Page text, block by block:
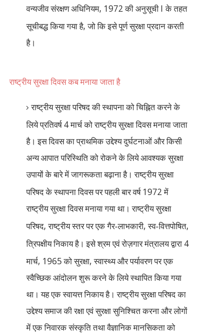
वन्यजीव संरक्षण अधिनियम, 1972 की अनुसूची Iके तहत
सूचीबद्ध किया गया है,जो कि इसे पूर्ण सुरक्षा प्रदान करती
है।
राष्ट्रीय सुरक्षा दिवस कब मनाया जाता है
राष्ट्रीय सुरक्षा परिषद की स्थापना को चिह्नित करने के
लिये प्रतिवर्ष 4मार्च को राष्ट्रीय सुरक्षा दिवस मनाया जाता
है। इस दिवस का प्राथमिक उद्देश्य दुर्घटनाओं और किसी
अन्य आपात परिस्थिति को रोकने के लिये आवश्यक सुरक्षा
उपायों के बारे में जागरूकता बढ़ाना है। राष्ट्रीय सुरक्षा
परिषद के स्थापना दिवस पर पहली बार वर्ष 1972 में
राष्ट्रीय सुरक्षा दिवस मनाया गया था। राष्ट्रीय सुरक्षा
परिषद,राष्ट्रीय स्तर पर एक गैर-लाभकारी,स्व-वित्तपोषित,
त्रिपक्षीय निकाय है। इसे श्रम एवं रोज़गार मंत्रालय द्वारा 4
मार्च, 1965 को सुरक्षा,स्वास्थ्य और पर्यावरण पर एक
स्वैच्छिक आंदोलन शुरू करने के लिये स्थापित किया गया
था। यह एक स्वायत्त निकाय है। राष्ट्रीय सुरक्षा परिषद का
उद्देश्य समाज की रक्षा एवं सुरक्षा सुनिश्चित करना और लोगों
में एक निवारक संस्कृति तथा वैज्ञानिक मानसिकता को